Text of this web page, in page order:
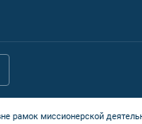
рамок миссионерской